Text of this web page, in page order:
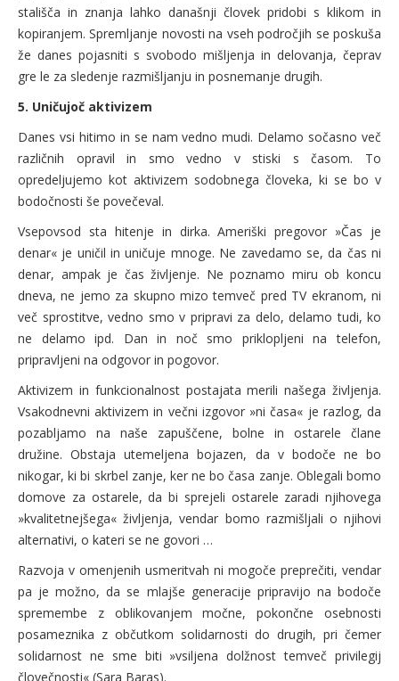
stališča in znanja lahko današnji človek pridobi s klikom in
kopiranjem. Spremljanje novosti na vseh področjih se poskuša
že danes pojasniti s svobodo mišljenja in delovanja, čeprav
gre le za sledenje razmišljanju in posnemanje drugih.
5. Uničujoč aktivizem
Danes vsi hitimo in se nam vedno mudi. Delamo sočasno več
različnih opravil in smo vedno v stiski s časom. To
opredeljujemo kot aktivizem sodobnega človeka, ki se bo v
bodočnosti še povečeval.
Vsepovsod sta hitenje in dirka. Ameriški pregovor »Čas je
denar« je uničil in uničuje mnoge. Ne zavedamo se, da čas ni
denar, ampak je čas življenje. Ne poznamo miru ob koncu
dneva, ne jemo za skupno mizo temveč pred TV ekranom, ni
več sprostitve, vedno smo v pripravi za delo, delamo tudi, ko
ne delamo ipd. Dan in noč smo priklopljeni na telefon,
pripravljeni na odgovor in pogovor.
Aktivizem in funkcionalnost postajata merili našega življenja.
Vsakodnevni aktivizem in večni izgovor »ni časa« je razlog, da
pozabljamo na naše zapuščene, bolne in ostarele člane
družine. Obstaja utemeljena bojazen, da v bodoče ne bo
nikogar, ki bi skrbel zanje, ker ne bo časa zanje. Oblegali bomo
domove za ostarele, da bi sprejeli ostarele zaradi njihovega
»kvalitetnejšega« življenja, vendar bomo razmišljali o njihovi
alternativi, o kateri se ne govori …
Razvoja v omenjenih usmeritvah ni mogoče preprečiti, vendar
pa je možno, da se mlajše generacije pripravijo na bodoče
spremembe z oblikovanjem močne, pokončne osebnosti
posameznika z občutkom solidarnosti do drugih, pri čemer
solidarnost ne sme biti »vsiljena dolžnost temveč privilegij
človečnosti« (Sara Baras).